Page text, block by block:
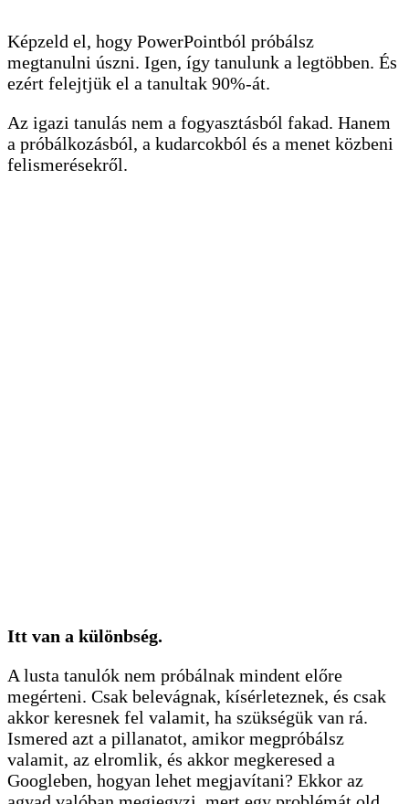
Képzeld el, hogy PowerPointból próbálsz
megtanulni úszni. Igen, így tanulunk a legtöbben. És
ezért felejtjük el a tanultak 90%-át.
Az igazi tanulás nem a fogyasztásból fakad. Hanem
a próbálkozásból, a kudarcokból és a menet közbeni
felismerésekről.
Itt van a különbség.
A lusta tanulók nem próbálnak mindent előre
megérteni. Csak belevágnak, kísérleteznek, és csak
akkor keresnek fel valamit, ha szükségük van rá.
Ismered azt a pillanatot, amikor megpróbálsz
valamit, az elromlik, és akkor megkeresed a
Googleben, hogyan lehet megjavítani? Ekkor az